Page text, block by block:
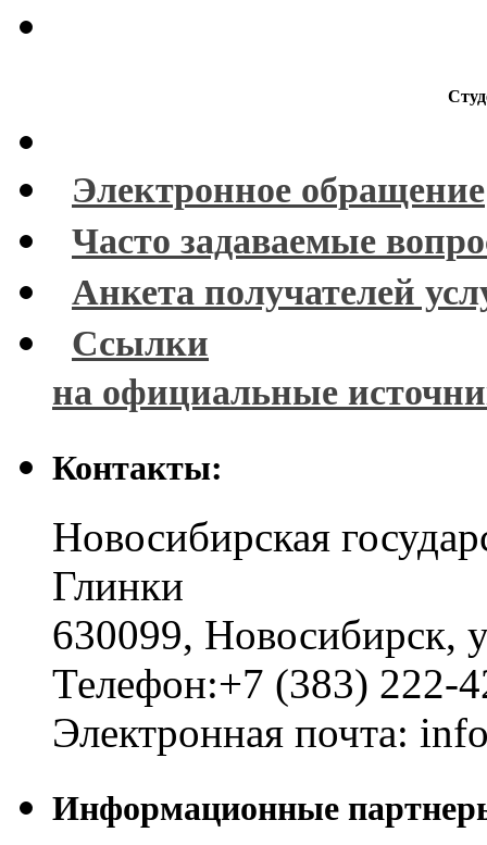
Электронное обращение
Часто задаваемые
Анкета получателей
Ссылки
на официальные
Контакты:
Новосибирская
Глинки
630099, Новосибирск,
Телефон:+7 (383) 222-
Электронная почта:
Информационные